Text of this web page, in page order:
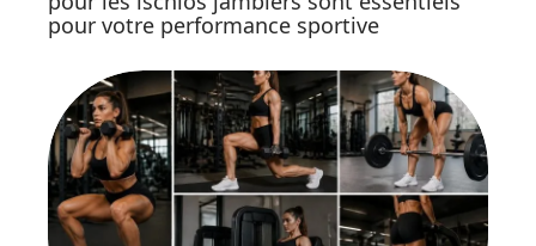
pour votre performance sportive